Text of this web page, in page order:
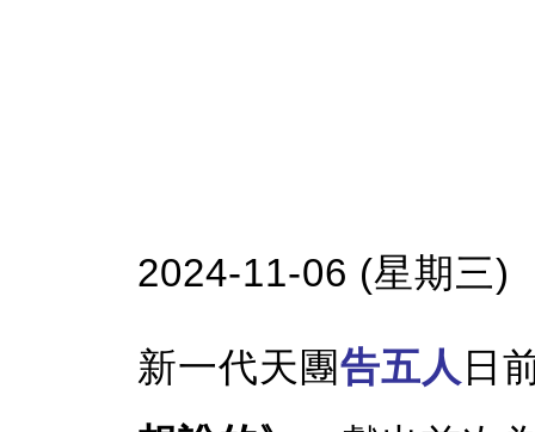
2024-11-06 (星期三)
新一代天團告五人 日